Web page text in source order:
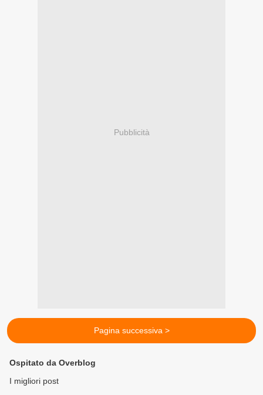
Pubblicità
Pagina successiva >
Ospitato da Overblog
I migliori post